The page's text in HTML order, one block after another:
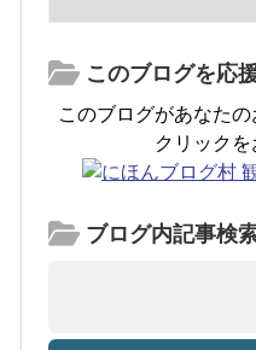
このブログを応
このブログがあなた
クリックを
ブログ内記事検